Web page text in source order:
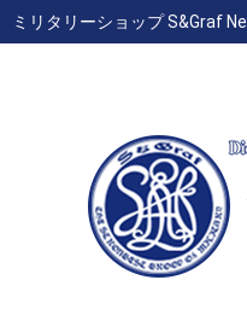
ミリタリーショップ S&Graf